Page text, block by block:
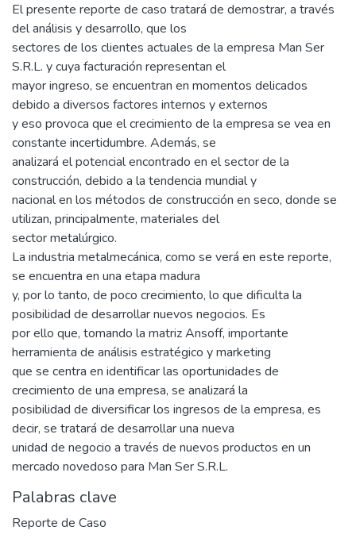
El presente reporte de caso tratará de demostrar, a través
del análisis y desarrollo, que los
sectores de los clientes actuales de la empresa Man Ser
S.R.L. y cuya facturación representan el
mayor ingreso, se encuentran en momentos delicados
debido a diversos factores internos y externos
y eso provoca que el crecimiento de la empresa se vea en
constante incertidumbre. Además, se
analizará el potencial encontrado en el sector de la
construcción, debido a la tendencia mundial y
nacional en los métodos de construcción en seco, donde se
utilizan, principalmente, materiales del
sector metalúrgico.
La industria metalmecánica, como se verá en este reporte,
se encuentra en una etapa madura
y, por lo tanto, de poco crecimiento, lo que dificulta la
posibilidad de desarrollar nuevos negocios. Es
por ello que, tomando la matriz Ansoff, importante
herramienta de análisis estratégico y marketing
que se centra en identificar las oportunidades de
crecimiento de una empresa, se analizará la
posibilidad de diversificar los ingresos de la empresa, es
decir, se tratará de desarrollar una nueva
unidad de negocio a través de nuevos productos en un
mercado novedoso para Man Ser S.R.L.
Palabras clave
Reporte de Caso